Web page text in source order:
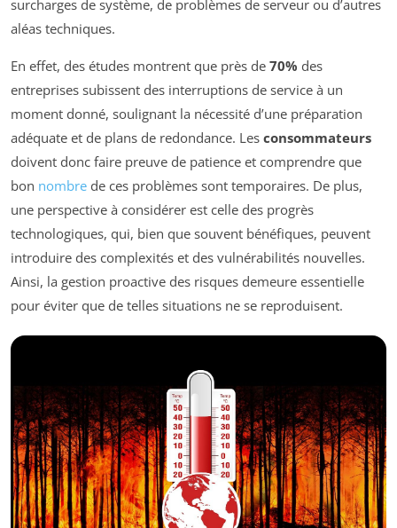
surcharges de système, de problèmes de serveur ou d’autres
aléas techniques.
En effet, des études montrent que près de 70% des
entreprises subissent des interruptions de service à un
moment donné, soulignant la nécessité d’une préparation
adéquate et de plans de redondance. Les consommateurs
doivent donc faire preuve de patience et comprendre que
bon nombre de ces problèmes sont temporaires. De plus,
une perspective à considérer est celle des progrès
technologiques, qui, bien que souvent bénéfiques, peuvent
introduire des complexités et des vulnérabilités nouvelles.
Ainsi, la gestion proactive des risques demeure essentielle
pour éviter que de telles situations ne se reproduisent.